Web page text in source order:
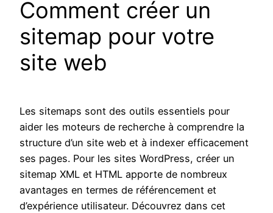
Comment créer un
sitemap pour votre
site web
Les sitemaps sont des outils essentiels pour
aider les moteurs de recherche à comprendre la
structure d’un site web et à indexer efficacement
ses pages. Pour les sites WordPress, créer un
sitemap XML et HTML apporte de nombreux
avantages en termes de référencement et
d’expérience utilisateur. Découvrez dans cet